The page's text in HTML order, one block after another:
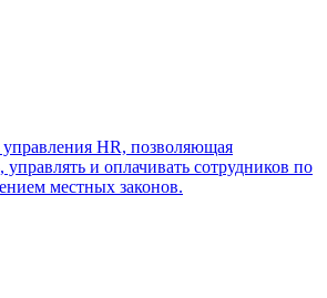
HR, позволяющая
и оплачивать сотрудников по
местных законов.